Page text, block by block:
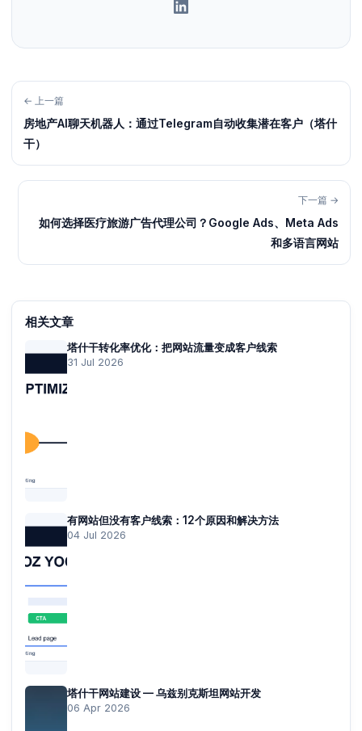
← 上一篇
房地产AI聊天机器人：通过Telegram自动收集潜在客户（塔什
干）
下一篇 →
如何选择医疗旅游广告代理公司？Google Ads、Meta Ads
和多语言网站
相关文章
塔什干转化率优化：把网站流量变成客户线索
31 Jul 2026
有网站但没有客户线索：12个原因和解决方法
04 Jul 2026
塔什干网站建设 — 乌兹别克斯坦网站开发
06 Apr 2026